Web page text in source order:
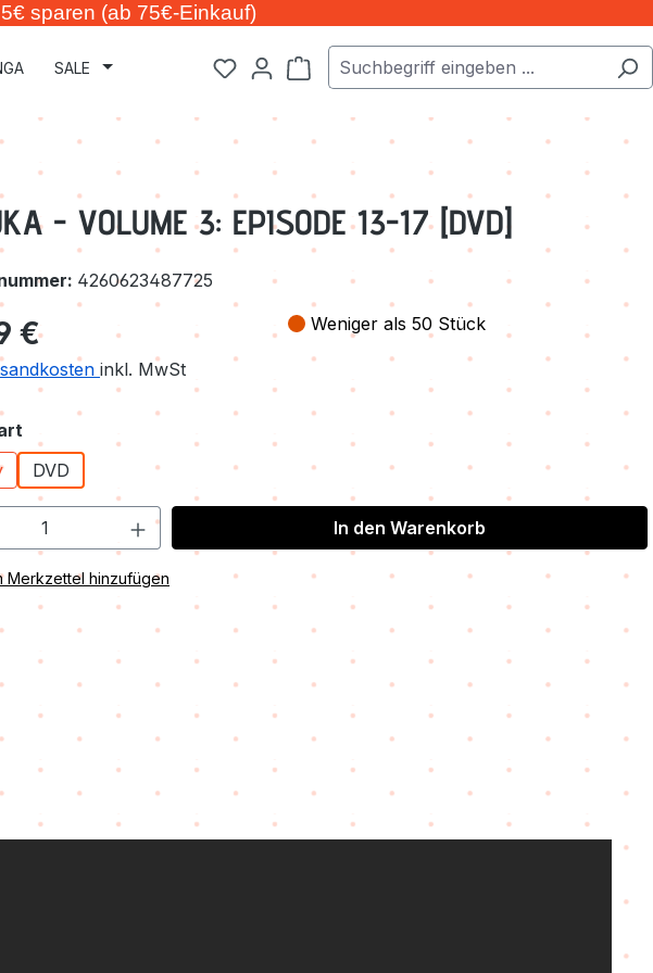
sparen (ab 75€-Einkauf)
SALE Warenkorb enthält 0 Positionen. Der
- VOLUME 3: EPISODE 13-17 [DVD]
4260623487725
Preis:
€
inkl. MwSt
Weniger als 50 Stück
DVD
In den Warenkorb
Merkzettel hinzufügen